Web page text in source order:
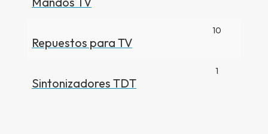
Repuestos para TV
10
Sintonizadores TDT
1